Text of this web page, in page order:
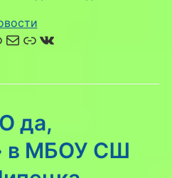
Почта
Ссылка
ВКонтакте
да,
в МБОУ СШ